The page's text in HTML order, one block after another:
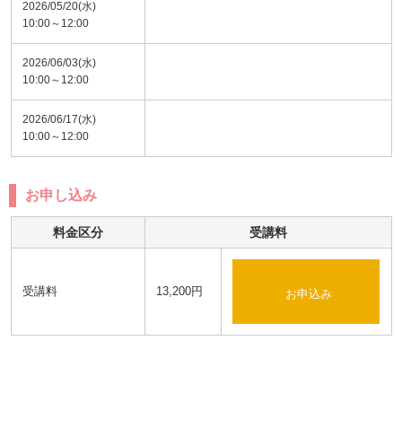
2026/05/20(水)
10:00～12:00
2026/06/03(水)
10:00～12:00
2026/06/17(水)
10:00～12:00
お申し込み
料金区分 受講料
受講料 13,200円 お申込み